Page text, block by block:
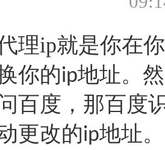
理ip就是你在
你的ip地址。
百度，那百度
更改的ip地址